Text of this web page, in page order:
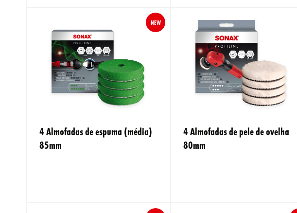
NEW
4 Almofadas de espuma (média)
85mm
4 Almofadas de pele de ovelha
80mm